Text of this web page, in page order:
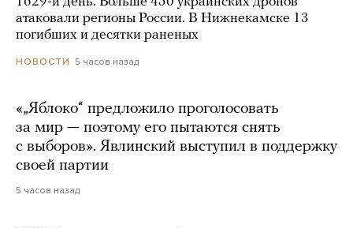
атаковали регионы России. В Нижнекамске 13
погибших и десятки раненых
НОВОСТИ 5 часов назад
«„Яблоко“ предложило проголосовать
за мир — поэтому его пытаются снять
с выборов». Явлинский выступил в поддержку
своей партии
5 часов назад